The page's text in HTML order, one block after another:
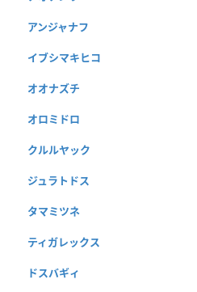
アンジャナフ
イブシマキヒコ
オオナズチ
オロミドロ
クルルヤック
ジュラトドス
タマミツネ
ティガレックス
ドスバギィ